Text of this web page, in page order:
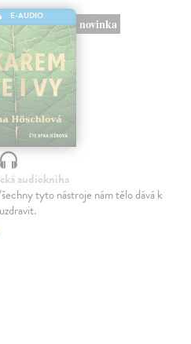
E-AUDIO
novinka
audiokniha
tyto nástroje nám tělo dává k